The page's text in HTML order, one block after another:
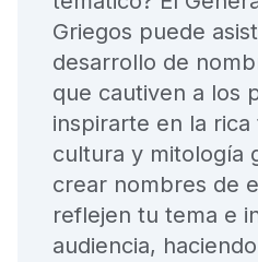
Griegos puede
desarrollo de
que cautiven a los
inspirarte en la
cultura y mitología
crear nombres de
reflejen tu tema e
audiencia,